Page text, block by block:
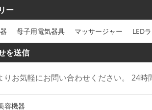
ー
母子用電気器具 マッサージャー LED
を送信
りお気軽にお問い合わせください。 24時